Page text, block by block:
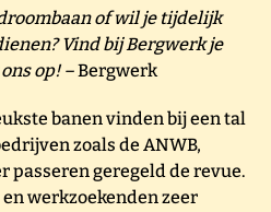
of wil je tijdelijk
Vind bij Bergwerk je
op! –Bergwerk
banen vinden bij een tal
zoals de ANWB,
passeren geregeld de revue.
werkzoekenden zeer